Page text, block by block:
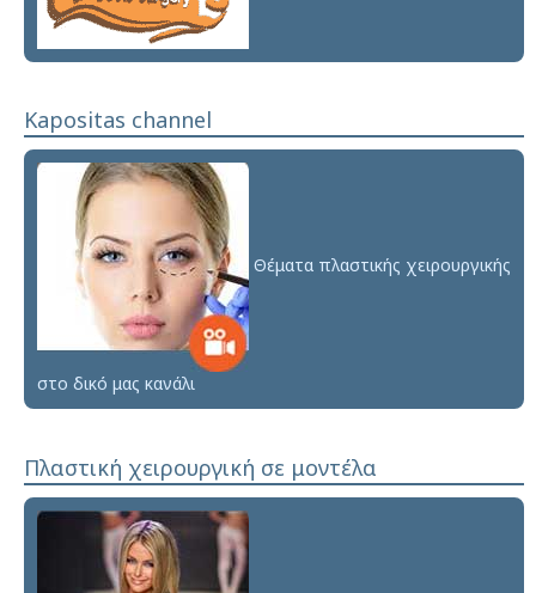
Kapositas channel
Θέματα πλαστικής χειρουργικής
στο δικό μας κανάλι
Πλαστική χειρουργική σε μοντέλα